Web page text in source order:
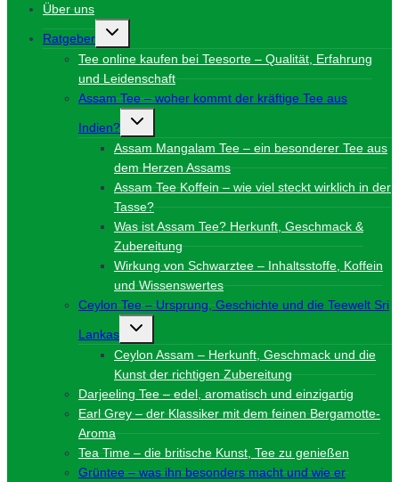
Über uns
Ratgeber
Untermenü
Tee online kaufen bei Teesorte – Qualität, Erfahrung
und Leidenschaft
Assam Tee – woher kommt der kräftige Tee aus
Indien?
Untermenü
Assam Mangalam Tee – ein besonderer Tee aus
dem Herzen Assams
Assam Tee Koffein – wie viel steckt wirklich in der
Tasse?
Was ist Assam Tee? Herkunft, Geschmack &
Zubereitung
Wirkung von Schwarztee – Inhaltsstoffe, Koffein
und Wissenswertes
Ceylon Tee – Ursprung, Geschichte und die Teewelt Sri
Lankas
Untermenü
Ceylon Assam – Herkunft, Geschmack und die
Kunst der richtigen Zubereitung
Darjeeling Tee – edel, aromatisch und einzigartig
Earl Grey – der Klassiker mit dem feinen Bergamotte-
Aroma
Tea Time – die britische Kunst, Tee zu genießen
Grüntee – was ihn besonders macht und wie er